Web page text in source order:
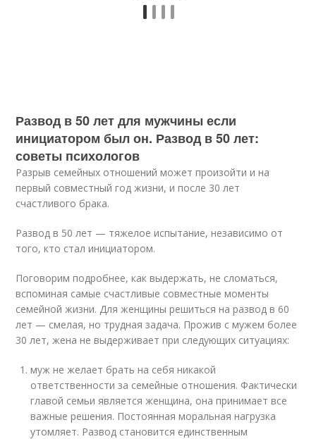
Развод в 50 лет для мужчины если
инициатором был он. Развод в 50 лет:
советы психологов
Разрыв семейных отношений может произойти и на
первый совместный год жизни, и после 30 лет
счастливого брака.
Развод в 50 лет — тяжелое испытание, независимо от
того, кто стал инициатором.
Поговорим подробнее, как выдержать, не сломаться,
вспоминая самые счастливые совместные моменты
семейной жизни. Для женщины решиться на развод в 60
лет — смелая, но трудная задача. Прожив с мужем более
30 лет, жена не выдерживает при следующих ситуациях:
муж не желает брать на себя никакой
ответственности за семейные отношения. Фактически
главой семьи является женщина, она принимает все
важные решения. Постоянная моральная нагрузка
утомляет. Развод становится единственным